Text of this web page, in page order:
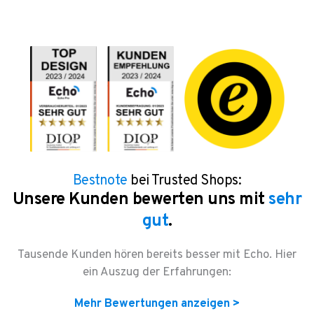
Bestnote bei Trusted Shops:
Unsere Kunden bewerten uns mitsehr
gut.
Tausende Kunden hören bereits besser mit Echo. Hier
ein Auszug der Erfahrungen:
Mehr Bewertungen anzeigen >